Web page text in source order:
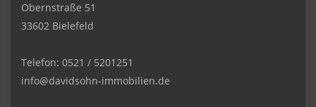
Obernstraße 51
33602 Bielefeld
Telefon: 0521 / 5201251
info@davidsohn-immobilien.de